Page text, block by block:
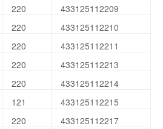
220
433125112209
220
433125112210
220
433125112211
220
433125112213
220
433125112214
121
433125112215
220 433125112217